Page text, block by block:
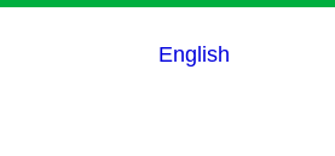
English